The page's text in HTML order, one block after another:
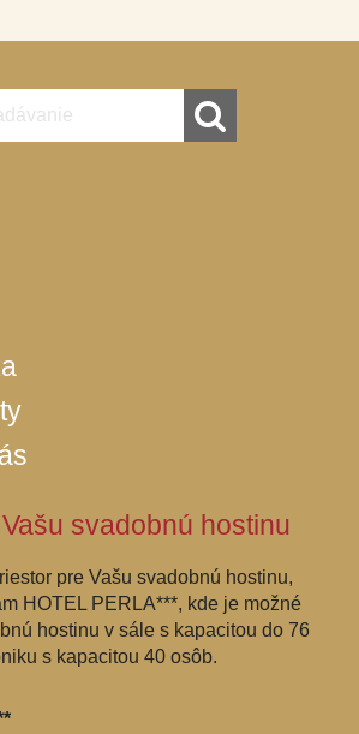
svadobnú hostinu
pre Vašu svadobnú hostinu,
HOTEL PERLA***, kde je možné
hostinu v sále s kapacitou do 76
s kapacitou 40 osôb.